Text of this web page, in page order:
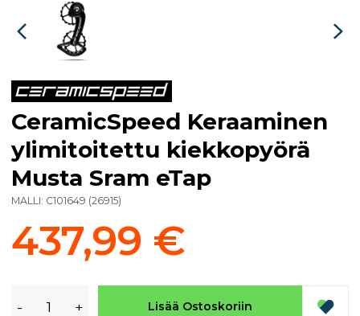
CeramicSpeed Keraaminen
ylimitoitettu kiekkopyörä
Musta Sram eTap
MALLI: C101649 (26915)
437,99 €
- + Lisää Ostoskoriin